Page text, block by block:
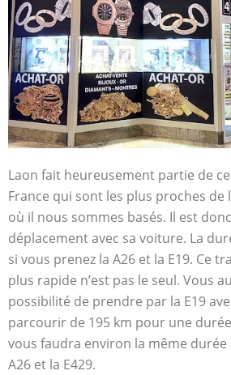
Laon fait heureusement partie de
France qui sont les plus proches de
où il nous sommes basés. Il est
déplacement avec sa voiture. La
si vous prenez la A26 et la E19. Ce
plus rapide n’est pas le seul. Vous
possibilité de prendre par la E19
parcourir de 195 km pour une
vous faudra environ la même durée
A26 et la E429.